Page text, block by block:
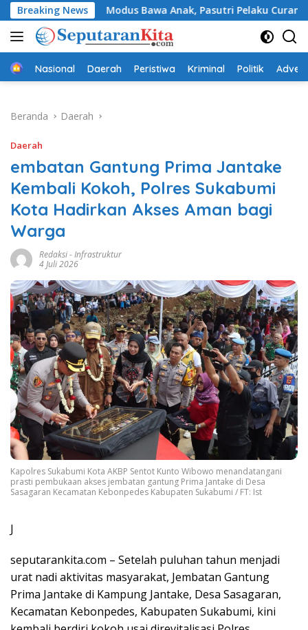
Langsung
ke
konten
Breaking News
Modus Bawa Anak, Pasutri Pelaku Curanmor di
Beranda
Nasional Daerah Peristiwa Kriminal Politik
Beranda Daerah
Daerah
embatan Gantung Prima Jantake
Kembali Kokoh, Polres Sukabumi
Kota Hadirkan Akses Aman bagi
Warga
Redaksi-Infrastruktur
4 Juli 2026
Kapolres Sukabumi Kota AKBP Sentot Kunto Wibowo menandatangani
prasti pembukaan akses jembatan gantung Prima Jantake di Desa
Sasagaran Kecamatan Kebonpedes Kabupaten Sukabumi / FT: Ist
J
seputarankita.com – Setelah puluhan tahun menjadi
urat nadi aktivitas masyarakat, Jembatan Gantung
Prima Jantake di Kampung Jantake, Desa Sasagaran,
Kecamatan Kebonpedes, Kabupaten Sukabumi, kini